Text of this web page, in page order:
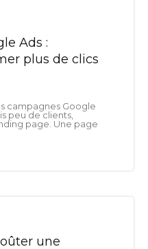
Ads :
plus de clics
campagnes Google
peu de clients,
page. Une page
une